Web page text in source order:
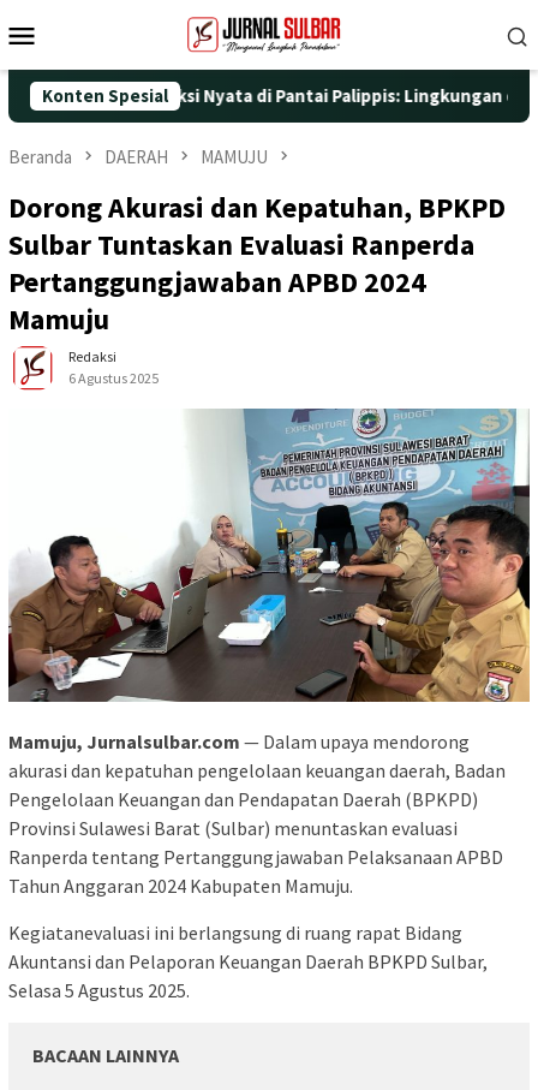
ke
Mobile
Konten Spesial
dengan Aksi Nyata di Pantai Palippis: Lingkungan dan
Beranda DAERAH MAMUJU
Dorong Akurasi dan Kepatuhan, BPKPD
Sulbar Tuntaskan Evaluasi Ranperda
Pertanggungjawaban APBD 2024
Mamuju
Redaksi
6 Agustus 2025
Mamuju, Jurnalsulbar.com — Dalam upaya mendorong
akurasi dan kepatuhan pengelolaan keuangan daerah, Badan
Pengelolaan Keuangan dan Pendapatan Daerah (BPKPD)
Provinsi Sulawesi Barat (Sulbar) menuntaskan evaluasi
Ranperda tentang Pertanggungjawaban Pelaksanaan APBD
Tahun Anggaran 2024 Kabupaten Mamuju.
Kegiatanevaluasi ini berlangsung di ruang rapat Bidang
Akuntansi dan Pelaporan Keuangan Daerah BPKPD Sulbar,
Selasa 5 Agustus 2025.
BACAAN LAINNYA